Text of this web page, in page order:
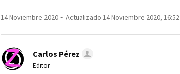
14 Noviembre 2020 Actualizado 14 Noviembre 2020, 16:52
Carlos Pérez
Editor